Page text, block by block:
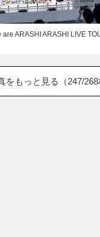
are ARASHI ARASHI LIVE
をもっと見る（247/268